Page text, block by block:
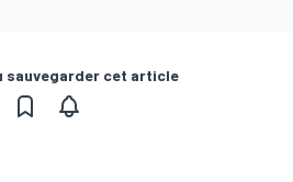
sauvegarder cet article